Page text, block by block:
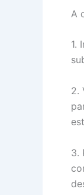
A
1.
2.
3.